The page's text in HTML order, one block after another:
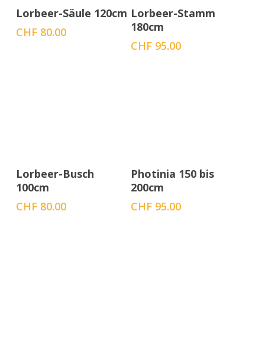
In den Warenkorb
Lorbeer-Säule 120cm
CHF80.00
In den Warenkorb
Lorbeer-Stamm
180cm
CHF 95.00
In den Warenkorb
Lorbeer-Busch
100cm
CHF80.00
In den Warenkorb
Photinia 150 bis
200cm
CHF 95.00